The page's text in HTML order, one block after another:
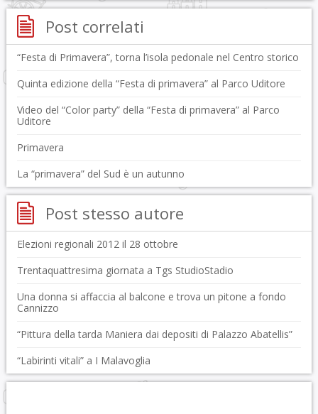
Post correlati
“Festa di Primavera”, torna l’isola pedonale nel Centro storico
Quinta edizione della “Festa di primavera” al Parco Uditore
Video del “Color party” della “Festa di primavera” al Parco
Uditore
Primavera
La “primavera” del Sud è un autunno
Post stesso autore
Elezioni regionali 2012 il 28 ottobre
Trentaquattresima giornata a Tgs StudioStadio
Una donna si affaccia al balcone e trova un pitone a fondo
Cannizzo
“Pittura della tarda Maniera dai depositi di Palazzo Abatellis”
“Labirinti vitali” a I Malavoglia